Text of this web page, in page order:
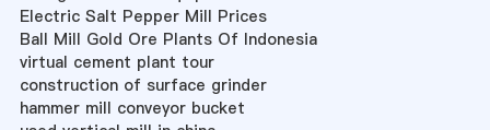
Electric Salt Pepper Mill Prices
Ball Mill Gold Ore Plants Of Indonesia
virtual cement plant tour
construction of surface grinder
hammer mill conveyor bucket